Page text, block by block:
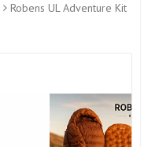
Robens UL Adventure Kit